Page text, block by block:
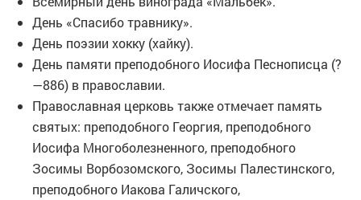
День «Спасибо травнику».
День поэзии хокку (хайку).
День памяти преподобного Иосифа Песнописца (?
—886) в православии.
Православная церковь также отмечает память
святых: преподобного Георгия, преподобного
Иосифа Многоболезненного, преподобного
Зосимы Ворбозомского, Зосимы Палестинского,
преподобного Иакова Галичского,